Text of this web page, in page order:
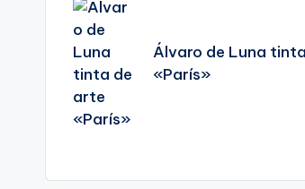
de
entradas
Álvaro de Luna
«París»